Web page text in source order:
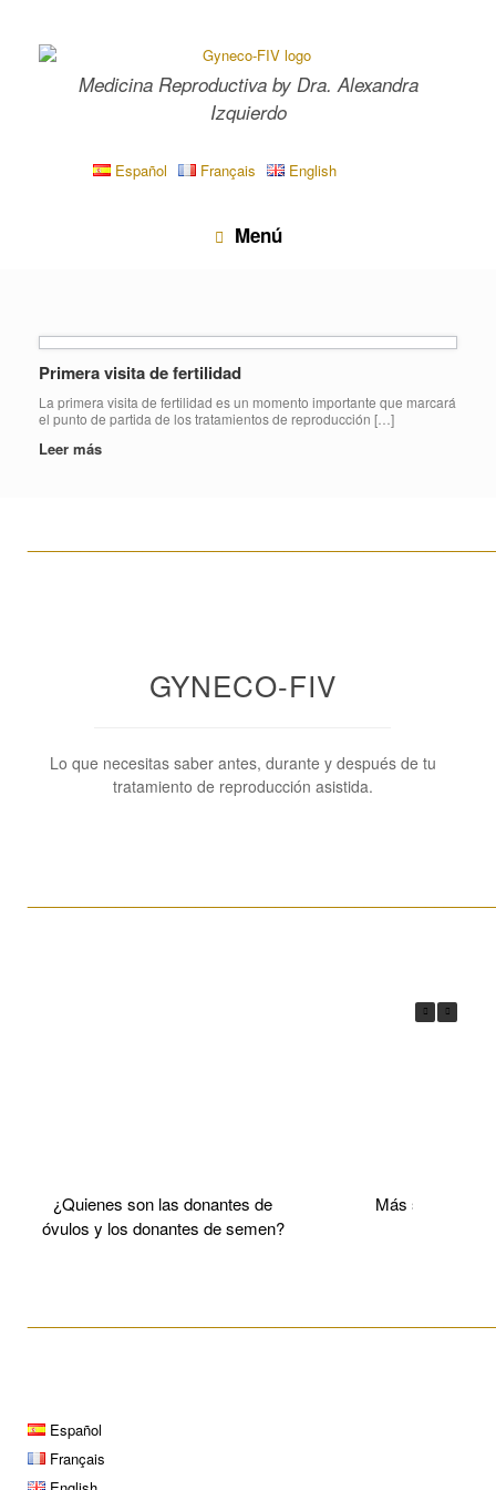
contenido
Medicina Reproductiva by Dra. Alexandra
Izquierdo
Español Français English
Menú
Primera visita de fertilidad
La primera visita de fertilidad es un momento importante que marcará
el punto de partida de los tratamientos de reproducción […]
Leer más
GYNECO-FIV
Lo que necesitas saber antes, durante y después de tu
tratamiento de reproducción asistida.
¿Quienes son las donantes de
óvulos y los donantes de semen?
Más sobre el
Español
Français